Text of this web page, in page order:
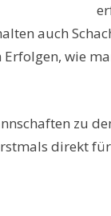
auch
wie
zu
direkt